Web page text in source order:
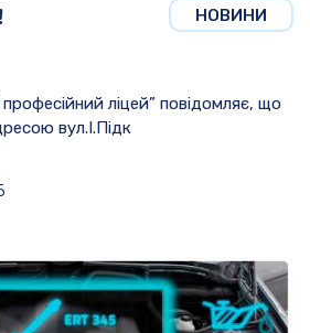
НОВИНИ
ліцей” повідомляє, що
вул.І.Підк